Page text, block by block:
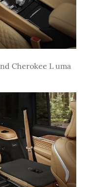
Cherokee L uma